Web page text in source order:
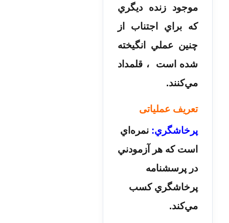
موجود زنده ديگري
که براي اجتناب از
چنين عملي انگيخته
شده است ، قلمداد
مي‌کنند.
تعریف عملیاتی
پرخاشگري: نمره‌اي
است که هر آزمودني
در پرسشنامه
پرخاشگري کسب
مي‌کند.